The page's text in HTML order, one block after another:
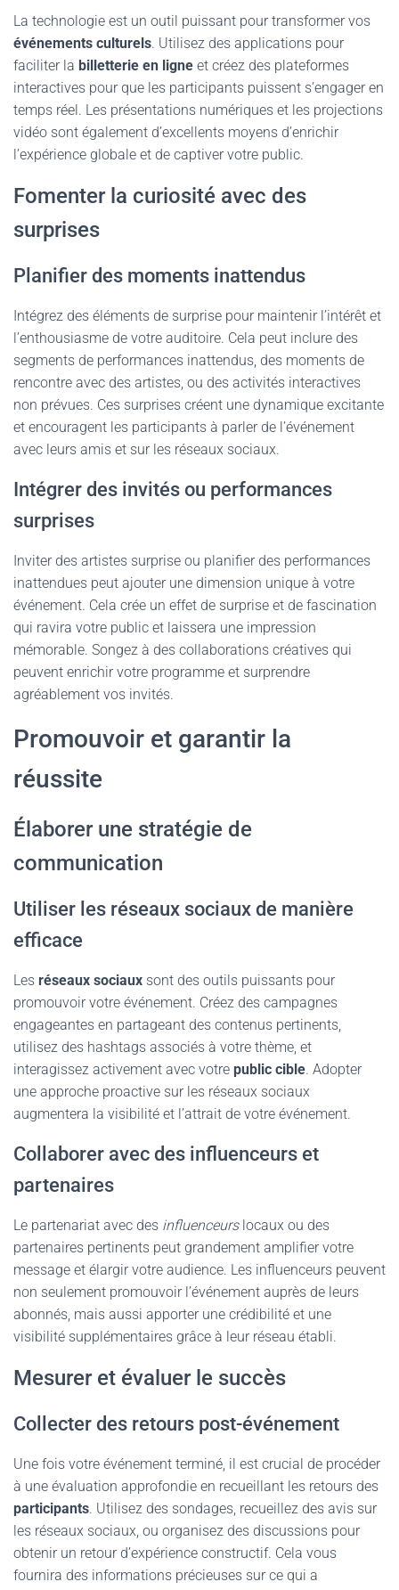
La technologie est un outil puissant pour transformer vos
événements culturels. Utilisez des applications pour
faciliter la billetterie en ligne et créez des plateformes
interactives pour que les participants puissent s’engager en
temps réel. Les présentations numériques et les projections
vidéo sont également d’excellents moyens d’enrichir
l’expérience globale et de captiver votre public.
Fomenter la curiosité avec des
surprises
Planifier des moments inattendus
Intégrez des éléments de surprise pour maintenir l’intérêt et
l’enthousiasme de votre auditoire. Cela peut inclure des
segments de performances inattendus, des moments de
rencontre avec des artistes, ou des activités interactives
non prévues. Ces surprises créent une dynamique excitante
et encouragent les participants à parler de l’événement
avec leurs amis et sur les réseaux sociaux.
Intégrer des invités ou performances
surprises
Inviter des artistes surprise ou planifier des performances
inattendues peut ajouter une dimension unique à votre
événement. Cela crée un effet de surprise et de fascination
qui ravira votre public et laissera une impression
mémorable. Songez à des collaborations créatives qui
peuvent enrichir votre programme et surprendre
agréablement vos invités.
Promouvoir et garantir la
réussite
Élaborer une stratégie de
communication
Utiliser les réseaux sociaux de manière
efficace
Les réseaux sociaux sont des outils puissants pour
promouvoir votre événement. Créez des campagnes
engageantes en partageant des contenus pertinents,
utilisez des hashtags associés à votre thème, et
interagissez activement avec votre public cible. Adopter
une approche proactive sur les réseaux sociaux
augmentera la visibilité et l’attrait de votre événement.
Collaborer avec des influenceurs et
partenaires
Le partenariat avec des influenceurslocaux ou des
partenaires pertinents peut grandement amplifier votre
message et élargir votre audience. Les influenceurs peuvent
non seulement promouvoir l’événement auprès de leurs
abonnés, mais aussi apporter une crédibilité et une
visibilité supplémentaires grâce à leur réseau établi.
Mesurer et évaluer le succès
Collecter des retours post-événement
Une fois votre événement terminé, il est crucial de procéder
à une évaluation approfondie en recueillant les retours des
participants. Utilisez des sondages, recueillez des avis sur
les réseaux sociaux, ou organisez des discussions pour
obtenir un retour d’expérience constructif. Cela vous
fournira des informations précieuses sur ce qui a